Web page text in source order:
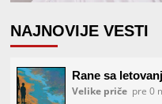
NAJNOVIJE VESTI